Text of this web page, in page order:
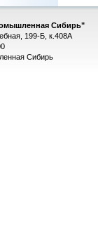
Сибирь"
199-Б, к.408А
Сибирь